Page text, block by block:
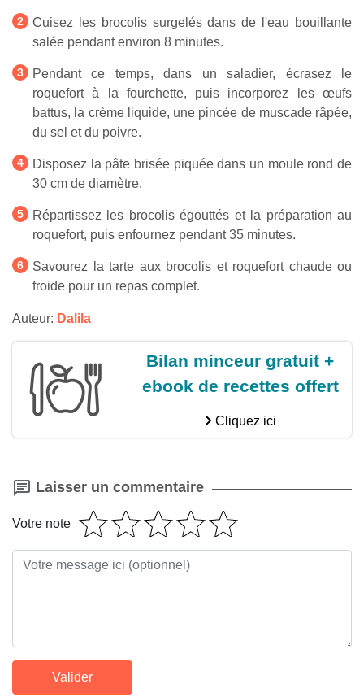
Cuisez les brocolis surgelés dans de l'eau bouillante
salée pendant environ 8 minutes.
Pendant ce temps, dans un saladier, écrasez le
roquefort à la fourchette, puis incorporez les œufs
battus, la crème liquide, une pincée de muscade râpée,
du sel et du poivre.
Disposez la pâte brisée piquée dans un moule rond de
30 cm de diamètre.
Répartissez les brocolis égouttés et la préparation au
roquefort, puis enfournez pendant 35 minutes.
Savourez la tarte aux brocolis et roquefort chaude ou
froide pour un repas complet.
Auteur: Dalila
Bilan minceur gratuit +
ebook de recettes offert
Cliquez ici
Laisser un commentaire
Votre note